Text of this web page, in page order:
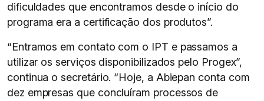
dificuldades que encontramos desde o início do
programa era a certificação dos produtos”.
“Entramos em contato com o IPT e passamos a
utilizar os serviços disponibilizados pelo Progex”,
continua o secretário. “Hoje, a Abiepan conta com
dez empresas que concluíram processos de